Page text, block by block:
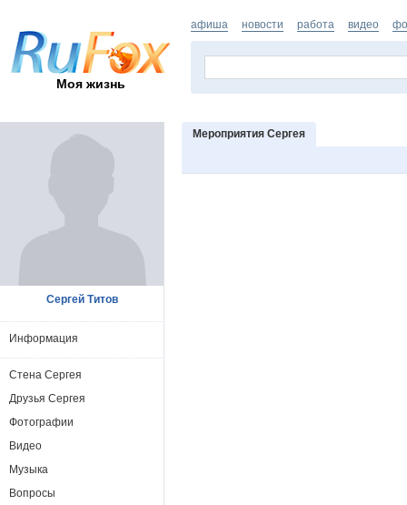
Моя жизнь
афиша новости работа видео
Мероприятия Сергея
Сергей Титов
Информация
Стена Сергея
Друзья Сергея
Фотографии
Видео
Музыка
Вопросы